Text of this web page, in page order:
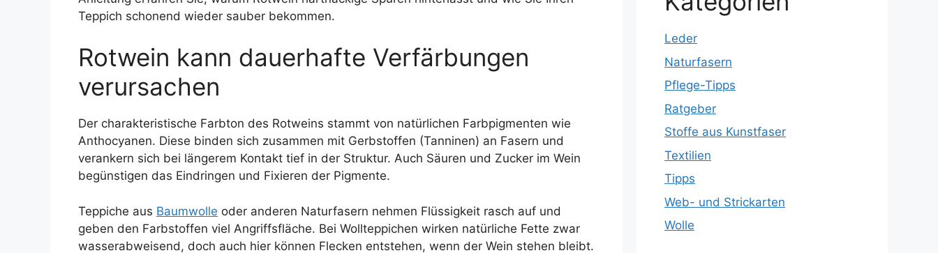
Teppich schonend wieder sauber bekommen.
Rotwein kann dauerhafte Verfärbungen
verursachen
Der charakteristische Farbton des Rotweins stammt von natürlichen Farbpigmenten wie
Anthocyanen. Diese binden sich zusammen mit Gerbstoffen (Tanninen) an Fasern und
verankern sich bei längerem Kontakt tief in der Struktur. Auch Säuren und Zucker im Wein
begünstigen das Eindringen und Fixieren der Pigmente.
Teppiche aus Baumwolle oder anderen Naturfasern nehmen Flüssigkeit rasch auf und
geben den Farbstoffen viel Angriffsfläche. Bei Wollteppichen wirken natürliche Fette zwar
wasserabweisend, doch auch hier können Flecken entstehen, wenn der Wein stehen bleibt.
Leder
Naturfasern
Pflege-Tipps
Ratgeber
Stoffe aus Kunstfaser
Textilien
Tipps
Web- und Strickarten
Wolle